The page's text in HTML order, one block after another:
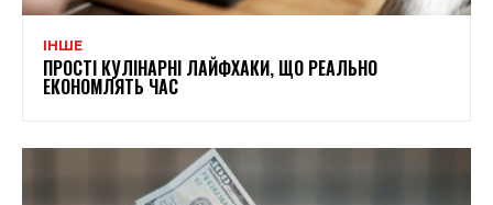
ІНШЕ
ПРОСТІ КУЛІНАРНІ ЛАЙФХАКИ, ЩО РЕАЛЬНО
ЕКОНОМЛЯТЬ ЧАС